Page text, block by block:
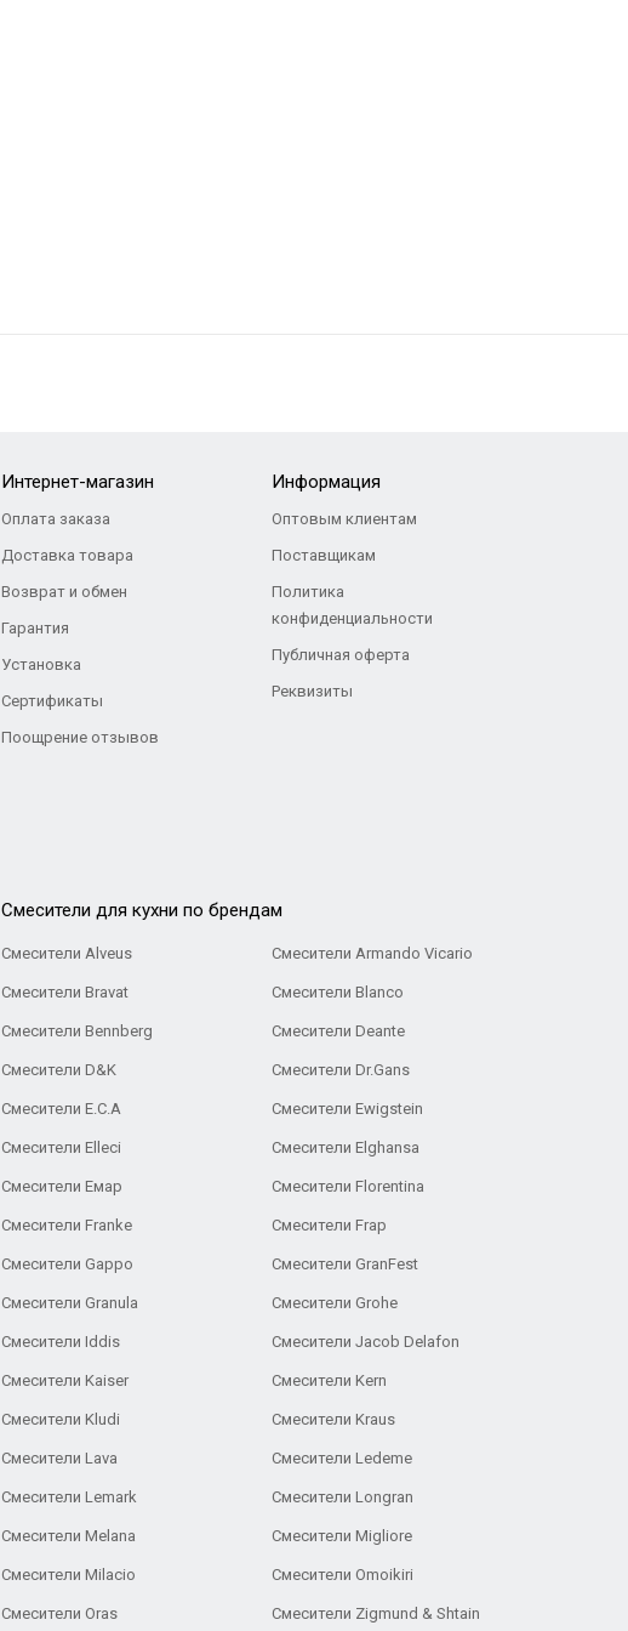
Интернет-магазин
Оплата заказа
Доставка товара
Возврат и обмен
Гарантия
Установка
Сертификаты
Поощрение отзывов
Информация
Оптовым клиентам
Поставщикам
Политика
конфиденциальности
Публичная оферта
Реквизиты
Cмесители для кухни по брендам
Смесители Alveus Смесители Armando Vicario
Смесители Bravat Смесители Blanco
Смесители Bennberg Смесители Deante
Смесители D&K Смесители Dr.Gans
Смесители E.C.A Cмесители Ewigstein
Смесители Elleci Смесители Elghansa
Смесители Емар Смесители Florentina
Смесители Franke Смесители Frap
Смесители Gappo Смесители GranFest
Смесители Granula Смесители Grohe
Смесители Iddis Смесители Jacob Delafon
Смесители Kaiser Смесители Kern
Смесители Kludi Смесители Kraus
Смесители Lava Смесители Ledeme
Смесители Lemark Смесители Longran
Смесители Melana Смесители Migliore
Смесители Milacio Смесители Omoikiri
Смесители Oras Смесители Zigmund & Shtain